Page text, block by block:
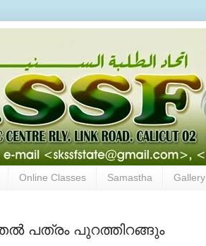
Online Classes Samastha Gallery
പത്രം പുറത്തിറങ്ങും